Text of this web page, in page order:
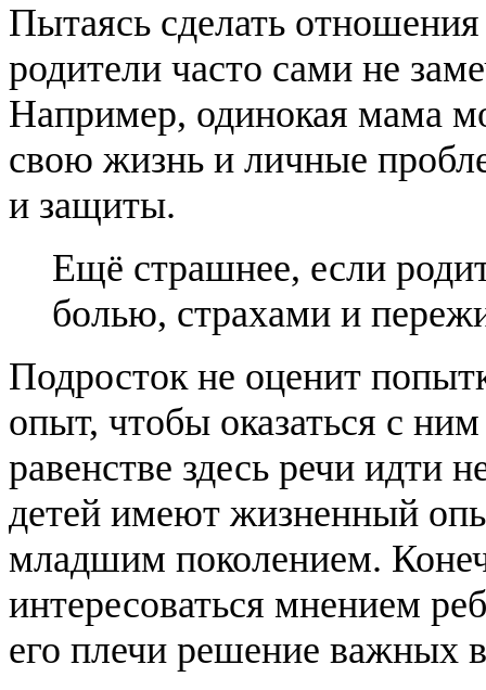
Пытаясь сделать
родители часто сами не
Например, одинокая мама
свою жизнь и личные
и защиты.
Ещё страшнее, если
болью, страхами и
Подросток не оценит
опыт, чтобы оказаться с
равенстве здесь речи идти
детей имеют жизненный
младшим поколением.
интересоваться мнением
его плечи решение важных